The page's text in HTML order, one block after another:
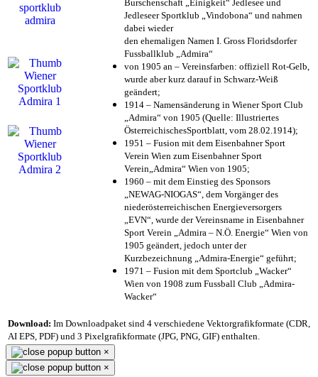
Burschenschaft „Einigkeit“ Jedlesee und
Jedleseer Sportklub „Vindobona“ und nahmen
dabei wieder
den ehemaligen Namen I. Gross Floridsdorfer
Fussballklub „Admira“
von 1905 an – Vereinsfarben: offiziell Rot-Gelb,
wurde aber kurz darauf in Schwarz-Weiß
geändert;
1914 – Namensänderung in Wiener Sport Club
„Admira“ von 1905 (Quelle: Illustriertes
ÖsterreichischesSportblatt, vom 28.02.1914);
1951 – Fusion mit dem Eisenbahner Sport
Verein Wien zum Eisenbahner Sport
Verein„Admira“ Wien von 1905;
1960 – mit dem Einstieg des Sponsors
„NEWAG-NIOGAS“, dem Vorgänger des
niederösterreichischen Energieversorgers
„EVN“, wurde der Vereinsname in Eisenbahner
Sport Verein „Admira – N.Ö. Energie“ Wien von
1905 geändert, jedoch unter der
Kurzbezeichnung „Admira-Energie“ geführt;
1971 – Fusion mit dem Sportclub „Wacker“
Wien von 1908 zum Fussball Club „Admira-
Wacker“
Download: Im Downloadpaket sind 4 verschiedene Vektorgrafikformate (CDR,
AI EPS, PDF) und 3 Pixelgrafikformate (JPG, PNG, GIF) enthalten.
×
×